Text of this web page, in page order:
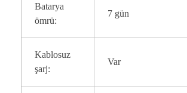
Batarya
ömrü:
7 gün
Kablosuz
şarj:
Var